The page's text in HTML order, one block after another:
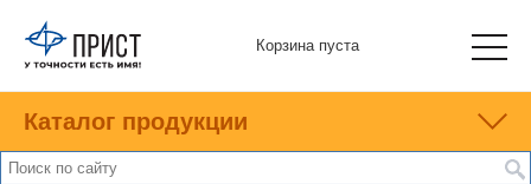
Корзина пуста
Каталог продукции